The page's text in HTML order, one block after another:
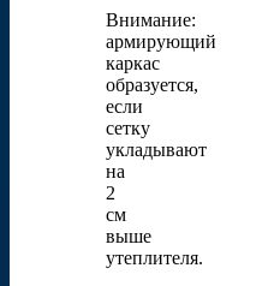
Внимание:
армирующий
каркас
образуется,
если
сетку
укладывают
на
2
см
выше
утеплителя.